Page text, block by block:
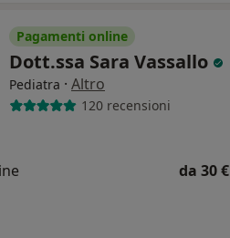
Pagamenti online
Dott.ssa Sara Vassallo
Pediatra · Altro
120 recensioni
da 30 €